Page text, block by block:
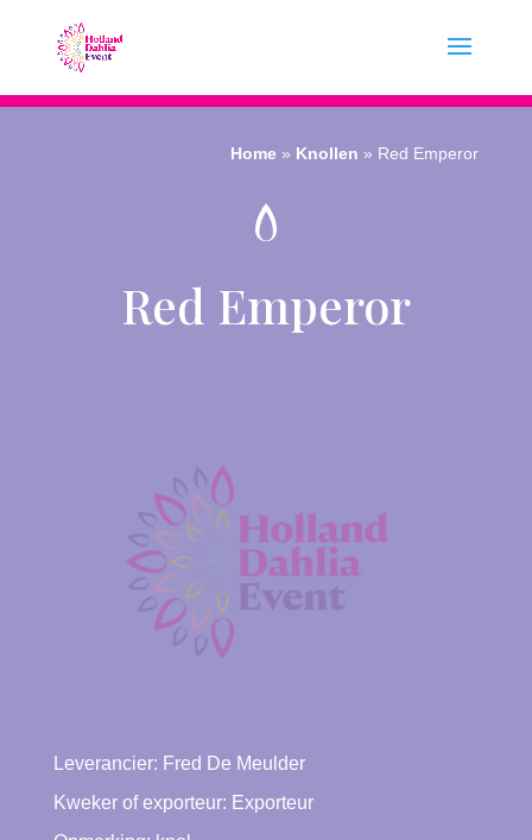
Home » Knollen » Red Emperor
Red Emperor
Leverancier: Fred De Meulder
Kweker of exporteur: Exporteur